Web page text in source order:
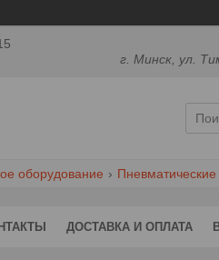
г. Минск, ул.
оборудование Пневматические
ДОСТАВКА И ОПЛАТА